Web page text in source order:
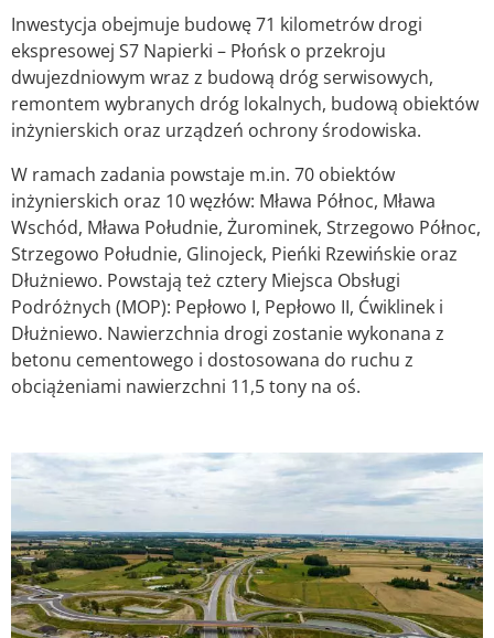
Inwestycja obejmuje budowę 71 kilometrów drogi
ekspresowej S7 Napierki – Płońsk o przekroju
dwujezdniowym wraz z budową dróg serwisowych,
remontem wybranych dróg lokalnych, budową obiektów
inżynierskich oraz urządzeń ochrony środowiska.
W ramach zadania powstaje m.in. 70 obiektów
inżynierskich oraz 10 węzłów: Mława Północ, Mława
Wschód, Mława Południe, Żurominek, Strzegowo Północ,
Strzegowo Południe, Glinojeck, Pieńki Rzewińskie oraz
Dłużniewo. Powstają też cztery Miejsca Obsługi
Podróżnych (MOP): Pepłowo I, Pepłowo II, Ćwiklinek i
Dłużniewo. Nawierzchnia drogi zostanie wykonana z
betonu cementowego i dostosowana do ruchu z
obciążeniami nawierzchni 11,5 tony na oś.